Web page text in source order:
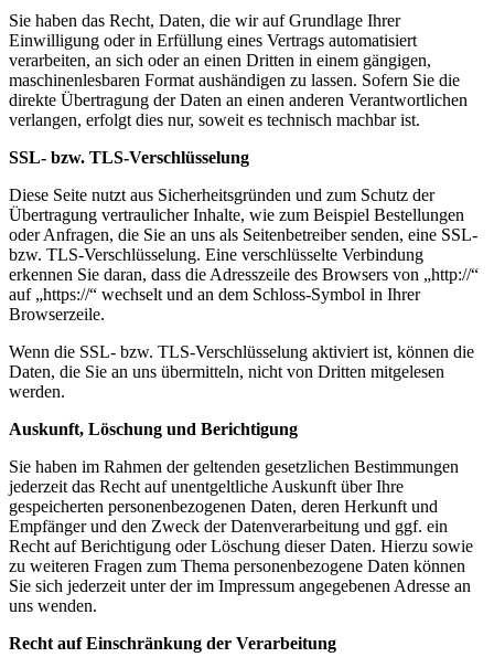
Sie haben das Recht, Daten, die wir auf Grundlage Ihrer
Einwilligung oder in Erfüllung eines Vertrags automatisiert
verarbeiten, an sich oder an einen Dritten in einem gängigen,
maschinenlesbaren Format aushändigen zu lassen. Sofern Sie die
direkte Übertragung der Daten an einen anderen Verantwortlichen
verlangen, erfolgt dies nur, soweit es technisch machbar ist.
SSL- bzw. TLS-Verschlüsselung
Diese Seite nutzt aus Sicherheitsgründen und zum Schutz der
Übertragung vertraulicher Inhalte, wie zum Beispiel Bestellungen
oder Anfragen, die Sie an uns als Seitenbetreiber senden, eine SSL-
bzw. TLS-Verschlüsselung. Eine verschlüsselte Verbindung
erkennen Sie daran, dass die Adresszeile des Browsers von „http://“
auf „https://“ wechselt und an dem Schloss-Symbol in Ihrer
Browserzeile.
Wenn die SSL- bzw. TLS-Verschlüsselung aktiviert ist, können die
Daten, die Sie an uns übermitteln, nicht von Dritten mitgelesen
werden.
Auskunft, Löschung und Berichtigung
Sie haben im Rahmen der geltenden gesetzlichen Bestimmungen
jederzeit das Recht auf unentgeltliche Auskunft über Ihre
gespeicherten personenbezogenen Daten, deren Herkunft und
Empfänger und den Zweck der Datenverarbeitung und ggf. ein
Recht auf Berichtigung oder Löschung dieser Daten. Hierzu sowie
zu weiteren Fragen zum Thema personenbezogene Daten können
Sie sich jederzeit unter der im Impressum angegebenen Adresse an
uns wenden.
Recht auf Einschränkung der Verarbeitung